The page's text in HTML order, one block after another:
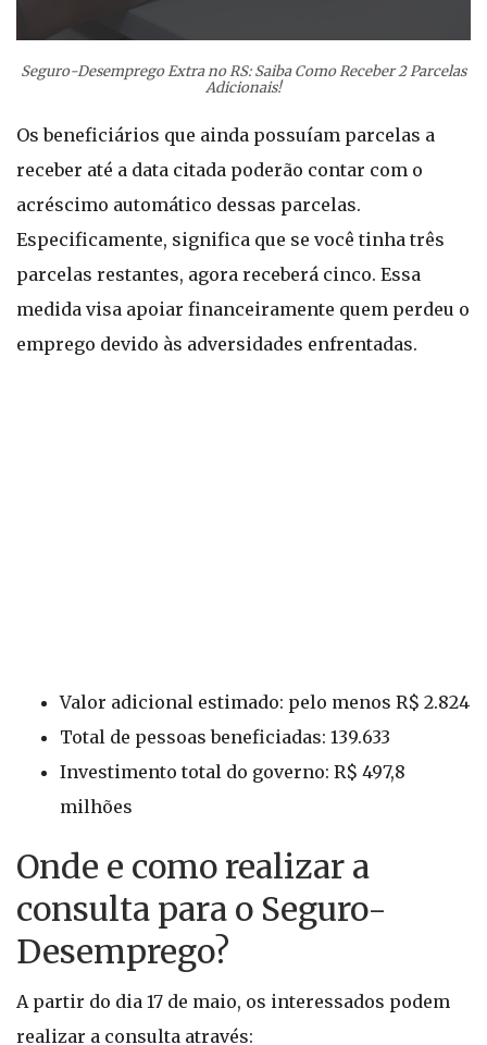
Seguro-Desemprego Extra no RS: Saiba Como Receber 2 Parcelas
Adicionais!
Os beneficiários que ainda possuíam parcelas a
receber até a data citada poderão contar com o
acréscimo automático dessas parcelas.
Especificamente, significa que se você tinha três
parcelas restantes, agora receberá cinco. Essa
medida visa apoiar financeiramente quem perdeu o
emprego devido às adversidades enfrentadas.
Valor adicional estimado: pelo menos R$ 2.824
Total de pessoas beneficiadas: 139.633
Investimento total do governo: R$ 497,8
milhões
Onde e como realizar a
consulta para o Seguro-
Desemprego?
A partir do dia 17 de maio, os interessados podem
realizar a consulta através: